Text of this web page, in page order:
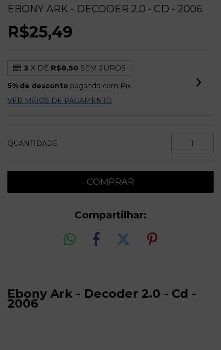
EBONY ARK - DECODER 2.0 - CD - 2006
R$25,49
3 X DE R$8,50 SEM JUROS
5% de desconto pagando com Pix
VER MEIOS DE PAGAMENTO
QUANTIDADE
Compartilhar:
Ebony Ark - Decoder 2.0 - Cd -
2006